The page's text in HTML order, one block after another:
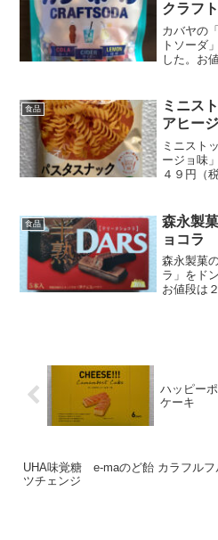
クラフ
カバヤの
トソーダ
した。お
あります
た。大き
食品
ミニス
アヒー
ミニスト
ージョ味
４９円（
ですね。
にんにく
食品
森永製
ョコラ
森永製菓
ラ」をド
お値段は
ハッピー
ケーキ
UHA味覚糖 e-maのど飴 カラフルフ
ツチェンジ